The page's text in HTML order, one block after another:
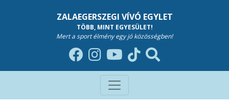
ZALAEGERSZEGI VÍVÓ EGYLET
TÖBB, MINT EGYESÜLET!
Mert a sport élmény egy jó közösségben!